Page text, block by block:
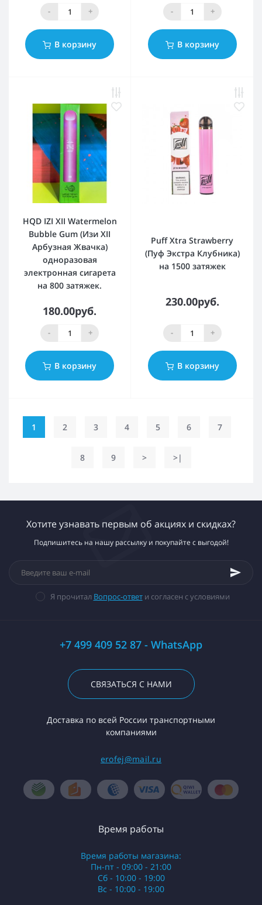
- +
В корзину
- +
В корзину
HQD IZI XII Watermelon
Bubble Gum (Изи XII
Арбузная Жвачка)
одноразовая
электронная сигарета
на 800 затяжек.
180.00руб.
- +
В корзину
Puff Xtra Strawberry
(Пуф Экстра Клубника)
на 1500 затяжек
230.00руб.
- +
В корзину
1 2 3 4 5 6 7
8 9 > >|
Хотите узнавать первым об акциях и скидках?
Подпишитесь на нашу рассылку и покупайте с выгодой!
Я прочитал Вопрос-ответи согласен с условиями
+7 499 409 52 87 - WhatsApp
СВЯЗАТЬСЯ С НАМИ
Доставка по всей России транспортными
компаниями
erofej@mail.ru
Время работы
Время работы магазина:
Пн-пт - 09:00 - 21:00
Сб - 10:00 - 19:00
Вс - 10:00 - 19:00